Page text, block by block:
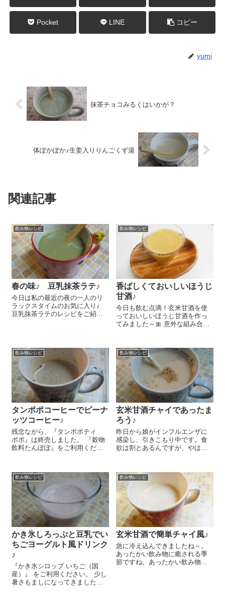
Pocket LINE コピー
yumi
抹茶チョコみるくはいかが？
体ぽかぽか♪生姜入りりんごくず湯
関連記事
飲み物レシピ
春の味♪ 豆乳抹茶ラテ♪
今日は私の最近の夜の一人のリ
ラックスタイムのお気に入り♪
豆乳抹茶ラテのレシピをご紹介
つ 大さじ1を入れてよく混ぜま
す...
飲み物レシピ
香ばしくておいしいほうじ
甘酒♪
今日も飲む点滴！玄米甘酒を使
っておいしいほうじ甘酒を作っ
てみました～🎀 意外な組み合わ
甘酒(なめらか)』 100gに濃いめ
にいれたほうじ茶 同量を混ぜ
たらできあがり&#x1f...
飲み物レシピ
タンポポコーヒーでピーナ
ッツコーヒー♪
残念ながら、『タンポポティ
ポポ』は終売しました。 『穀物
飲料たんぽぽ』をご利用くださ
て。。。色々な飲み方を楽しん
でおります♪ 今日はまた一味違
う楽しみ方をご紹介しちゃ...
飲み物レシピ
玄米甘酒チャイであったま
ろう♪
昨日から娘がインフルエンザに
感染し、引きこもり中です。食
欲は割とあるんですが、やはり
そうなものを食べさせているん
ですが、やっぱり一番は飲む点
滴、と言われる『玄米甘酒』か
な！？と思い、玄...
飲み物レシピ
かき氷しろっぷと豆乳でい
ちごヨーグルト風ドリンク
♪
『かき氷シロップ いちご（国
産）』 をご利用ください。 少し
暑さもましになってきました
飲み物レシピ
玄米甘酒で簡単チャイ風♪
急に冷え込んできましたね～。
あったかい飲み物に癒される季
節ですね。あったかい飲み物は